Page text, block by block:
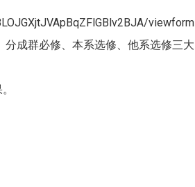
viewform
成群必修、本系选修、他系选修三大